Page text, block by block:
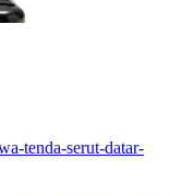
tenda-serut-datar-